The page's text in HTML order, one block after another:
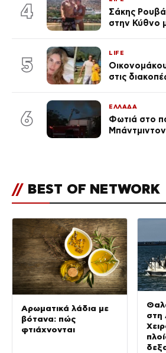
4
Σάκης
στην Κύθνο
5
LIFE
στις
6
ΕΛΛΑΔΑ
Φωτιά στο
// BEST OF NETWORK
Αρωματικά λάδια με
βότανα: πώς
φτιάχνονται
στη